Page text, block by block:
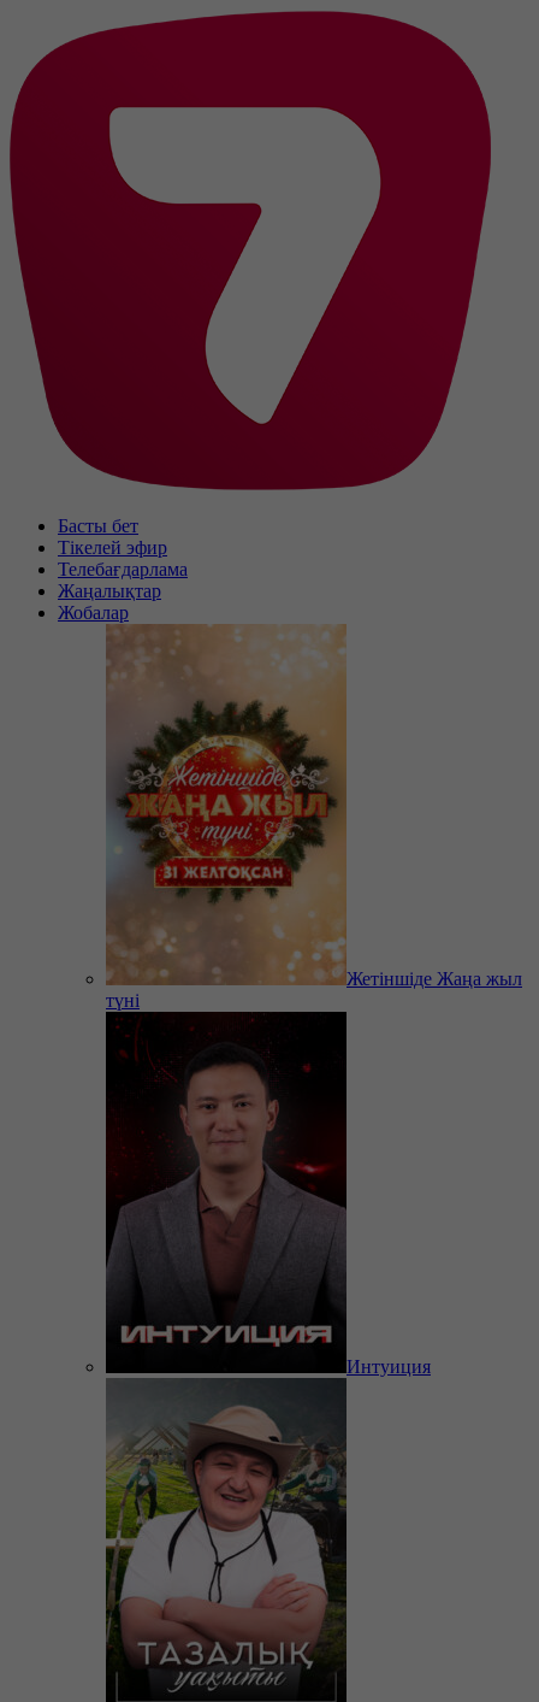
Басты бет
Тікелей эфир
Телебағдарлама
Жаңалықтар
Жобалар
Жетіншіде Жаңа жыл
түні
Интуиция